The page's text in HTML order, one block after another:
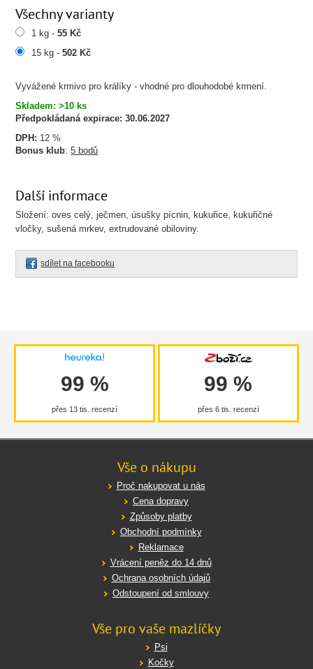
Vyvážené krmivo pro králíky - vhodné pro dlouhodobé krmení.
Skladem: >10 ks
Předpokládaná expirace: 30.06.2027
DPH: 12 %
Bonus klub:5 bodů
Všechny varianty
1 kg -55 Kč
15 kg -502 Kč
Další informace
Složení: oves celý, ječmen, úsušky pícnin, kukuřice, kukuřičné
vločky, sušená mrkev, extrudované obiloviny.
sdílet na facebooku
99 %
přes 13 tis. recenzí
99 %
přes 6 tis. recenzí
Vše o nákupu
Proč nakupovat u nás
Cena dopravy
Způsoby platby
Obchodní podmínky
Reklamace
Vrácení peněz do 14 dnů
Ochrana osobních údajů
Odstoupení od smlouvy
Vše pro vaše mazlíčky
Psi
Kočky